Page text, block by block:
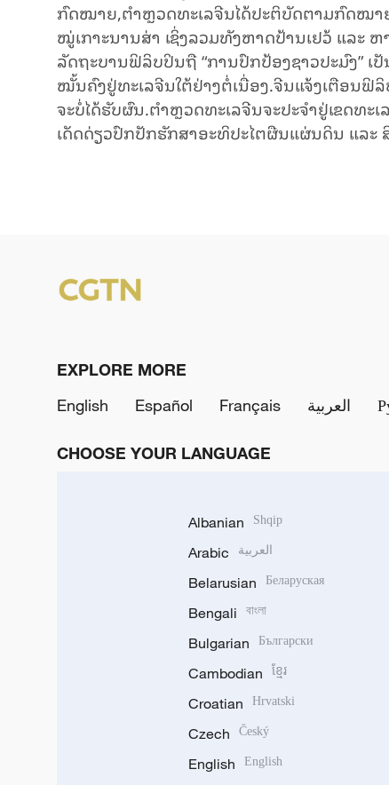
ກົດໝາຍ,ຕຳຫຼວດທະເລຈີນໄດ້ປະຕິບັດຕາມກົດໝາ
ໝູ່ເກາະນານສ່າ ເຊິ່ງລວມທັງຫາດປ້ານເຢວ້ ແລະ
ລັດຖະບານຟິລິບປິນຖື “ການປົກປ້ອງຊາວປະມົງ”
ໝັ້ນຄົງຢູ່ທະເລຈີນໃຕ້ຢ່າງຕໍ່ເນື່ອງ.ຈີນແຈ້ງເຕືອນຟິ
ຈະບໍ່ໄດ້ຮັບຜົນ.ຕຳຫຼວດທະເລຈີນຈະປະຈຳຢູ່ເຂດ
ເດັດດ່ຽວປົກປັກຮັກສາອະທິປະໄຕຜືນແຜ່ນດິນ ແລະ
EXPLORE MORE
English
Español Français العربية
CHOOSE YOUR LANGUAGE
Albanian Shqip
Arabic العربية
Belarusian Беларуская
Bengali বাংলা
Bulgarian Български
Cambodian ខ្មែរ
Croatian Hrvatski
Czech Český
English English